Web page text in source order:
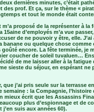
dernières minutes, c’était
des prof. Et ça, sur le thème «
et tout le monde était
proposé de la représenter à la
d’employés m’a vue
de ne pouvoir y être, elle. J’ai
banane ou quelque chose comme
encore. La fête terminée, je
coucher de soleil tuvaluen…
de me laisser aller à la fatigue
sieste du séjour, en espérant ne
j’ai pris seule sur la terrasse
: la Compagnie, l’histoire
écrit que les Assassins
plus d’espionnage et de
suis aux années 60).